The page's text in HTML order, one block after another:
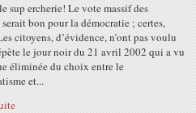
sup ercherie! Le vote massif des
serait bon pour la démocratie ; certes,
citoyens, d’évidence, n’ont pas voulu
le jour noir du 21 avril 2002 qui a vu
éliminée du choix entre le
et...